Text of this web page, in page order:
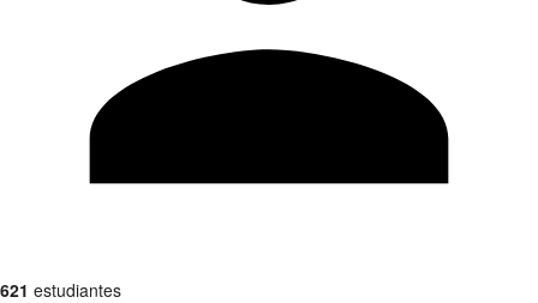
621 estudiantes